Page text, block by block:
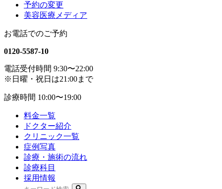
予約の変更
美容医療メディア
お電話でのご予約
0120-5587-10
電話受付時間 9:30〜22:00
※日曜・祝日は21:00まで
診療時間 10:00〜19:00
料金一覧
ドクター紹介
クリニック一覧
症例写真
診療・施術の流れ
診療科目
採用情報